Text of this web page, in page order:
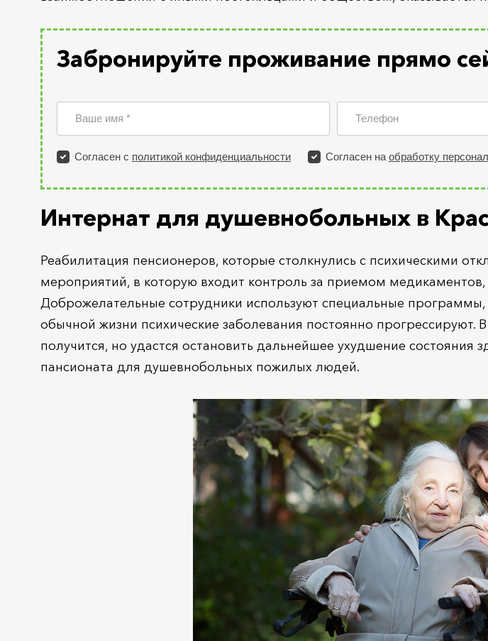
Забронируйте проживание прямо
Интернат для душевнобольных в
Реабилитация пенсионеров, которые столкнулись с психическими
мероприятий, в которую входит контроль за приемом
Доброжелательные сотрудники используют специальные
обычной жизни психические заболевания постоянно
получится, но удастся остановить дальнейшее ухудшение
пансионата для душевнобольных пожилых людей.